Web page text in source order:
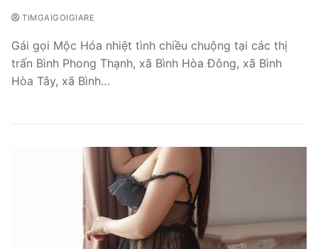
TIMGAIGOIGIARE
Gái gọi Mộc Hóa nhiệt tình chiều chuộng tại các thị
trấn Bình Phong Thạnh, xã Bình Hòa Đông, xã Bình
Hòa Tây, xã Bình…